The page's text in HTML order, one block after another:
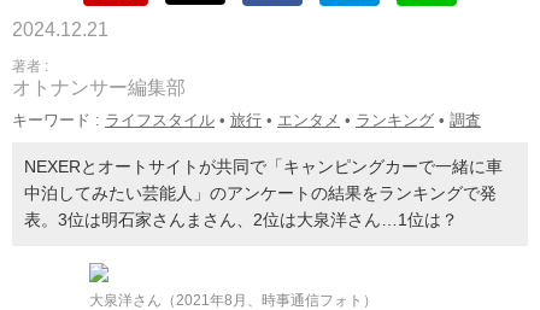
2024.12.21
著者 :
オトナンサー編集部
キーワード : ライフスタイル • 旅行 • エンタメ • ランキング • 調査
NEXERとオートサイトが共同で「キャンピングカーで一緒に車
中泊してみたい芸能人」のアンケートの結果をランキングで発
表。3位は明石家さんまさん、2位は大泉洋さん…1位は？
大泉洋さん（2021年8月、時事通信フォト）